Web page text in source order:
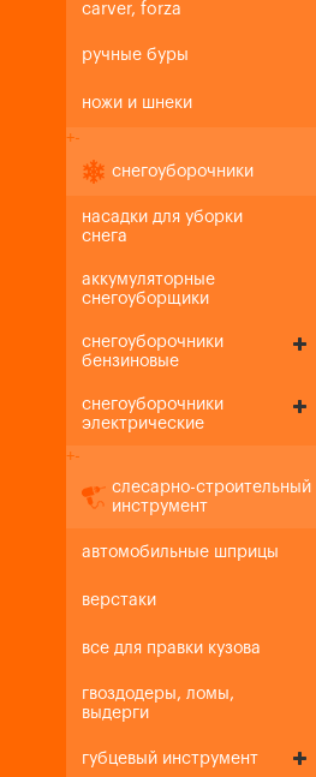
carver, forza
ручные буры
ножи и шнеки
+-
снегоуборочники
насадки для уборки
снега
аккумуляторные
снегоуборщики
снегоуборочники
бензиновые
снегоуборочники
электрические
+-
слесарно-строительный
инструмент
автомобильные шприцы
верстаки
все для правки кузова
гвоздодеры, ломы,
выдерги
губцевый инструмент